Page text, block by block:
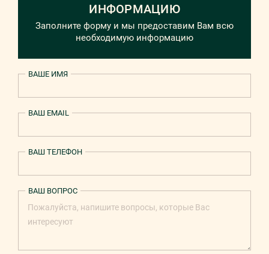
ИНФОРМАЦИЮ
Заполните форму и мы предоставим Вам всю
необходимую информацию
ВАШЕ ИМЯ
ВАШ EMAIL
ВАШ ТЕЛЕФОН
ВАШ ВОПРОС